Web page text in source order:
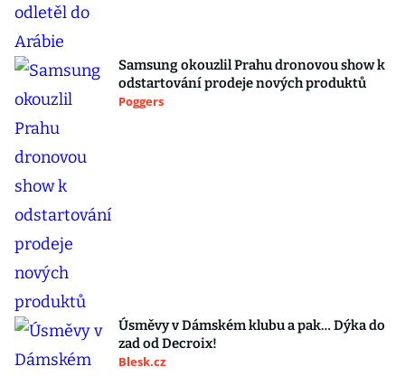
Samsung okouzlil Prahu dronovou show k
odstartování prodeje nových produktů
Poggers
Úsměvy v Dámském klubu a pak… Dýka do
zad od Decroix!
Blesk.cz